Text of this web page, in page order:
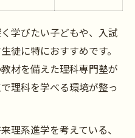
学びたい子どもや、入試
徒に特におすすめです。
材を備えた理科専門塾が
理科を学べる環境が整っ
理系進学を考えている、